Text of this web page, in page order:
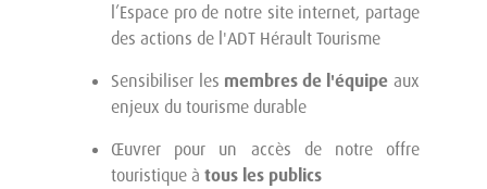
l’Espace pro de notre site internet, partage
des actions de l'ADT Hérault Tourisme
Sensibiliser les membres de l'équipe aux
enjeux du tourisme durable
Œuvrer pour un accès de notre offre
touristique àtous les publics